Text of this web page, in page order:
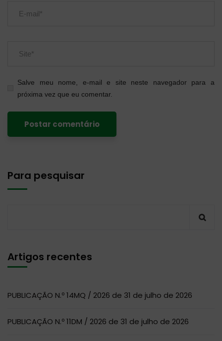
Salve meu nome, e-mail e site neste navegador para a
próxima vez que eu comentar.
Para pesquisar
Artigos recentes
PUBLICAÇÃO N.º 14MQ / 2026 de 31 de julho de 2026
PUBLICAÇÃO N.º 11DM / 2026 de 31 de julho de 2026